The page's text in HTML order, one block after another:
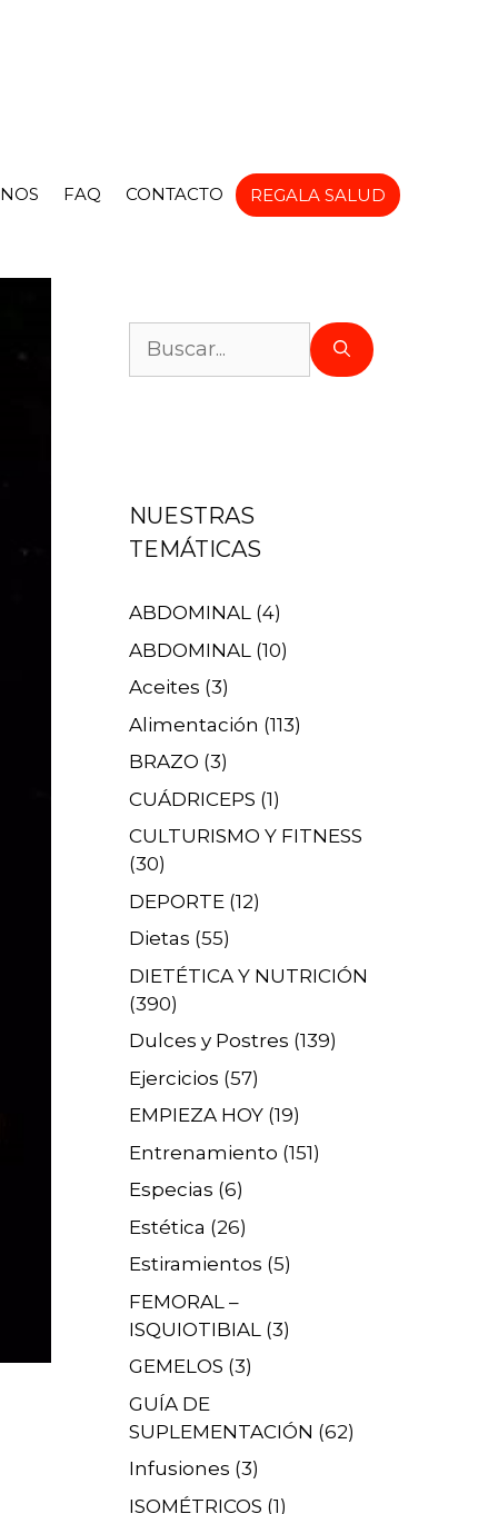
FAQ CONTACTO REGALA SALUD
NUESTRAS
TEMÁTICAS
ABDOMINAL (4)
ABDOMINAL (10)
Aceites (3)
Alimentación (113)
BRAZO (3)
CUÁDRICEPS (1)
CULTURISMO Y FITNESS
(30)
DEPORTE (12)
Dietas (55)
DIETÉTICA Y NUTRICIÓN
(390)
Dulces y Postres (139)
Ejercicios (57)
EMPIEZA HOY (19)
Entrenamiento (151)
Especias (6)
Estética (26)
Estiramientos (5)
FEMORAL –
ISQUIOTIBIAL (3)
GEMELOS (3)
GUÍA DE
SUPLEMENTACIÓN (62)
Infusiones (3)
ISOMÉTRICOS (1)